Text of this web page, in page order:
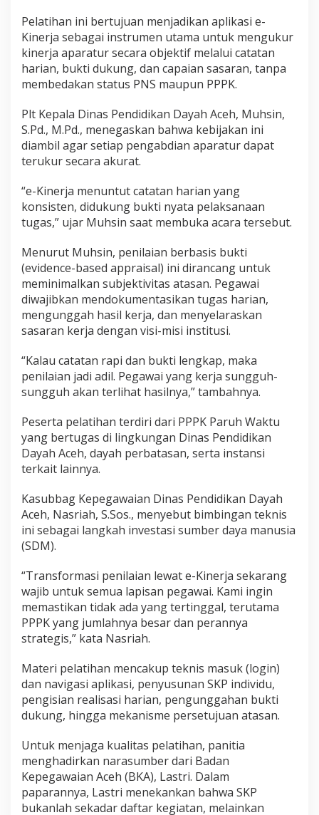
Pelatihan ini bertujuan menjadikan aplikasi e-
Kinerja sebagai instrumen utama untuk mengukur
kinerja aparatur secara objektif melalui catatan
harian, bukti dukung, dan capaian sasaran, tanpa
membedakan status PNS maupun PPPK.
Plt Kepala Dinas Pendidikan Dayah Aceh, Muhsin,
S.Pd., M.Pd., menegaskan bahwa kebijakan ini
diambil agar setiap pengabdian aparatur dapat
terukur secara akurat.
“e-Kinerja menuntut catatan harian yang
konsisten, didukung bukti nyata pelaksanaan
tugas,” ujar Muhsin saat membuka acara tersebut.
Menurut Muhsin, penilaian berbasis bukti
(evidence-based appraisal) ini dirancang untuk
meminimalkan subjektivitas atasan. Pegawai
diwajibkan mendokumentasikan tugas harian,
mengunggah hasil kerja, dan menyelaraskan
sasaran kerja dengan visi-misi institusi.
“Kalau catatan rapi dan bukti lengkap, maka
penilaian jadi adil. Pegawai yang kerja sungguh-
sungguh akan terlihat hasilnya,” tambahnya.
Peserta pelatihan terdiri dari PPPK Paruh Waktu
yang bertugas di lingkungan Dinas Pendidikan
Dayah Aceh, dayah perbatasan, serta instansi
terkait lainnya.
Kasubbag Kepegawaian Dinas Pendidikan Dayah
Aceh, Nasriah, S.Sos., menyebut bimbingan teknis
ini sebagai langkah investasi sumber daya manusia
(SDM).
“Transformasi penilaian lewat e-Kinerja sekarang
wajib untuk semua lapisan pegawai. Kami ingin
memastikan tidak ada yang tertinggal, terutama
PPPK yang jumlahnya besar dan perannya
strategis,” kata Nasriah.
Materi pelatihan mencakup teknis masuk (login)
dan navigasi aplikasi, penyusunan SKP individu,
pengisian realisasi harian, pengunggahan bukti
dukung, hingga mekanisme persetujuan atasan.
Untuk menjaga kualitas pelatihan, panitia
menghadirkan narasumber dari Badan
Kepegawaian Aceh (BKA), Lastri. Dalam
paparannya, Lastri menekankan bahwa SKP
bukanlah sekadar daftar kegiatan, melainkan